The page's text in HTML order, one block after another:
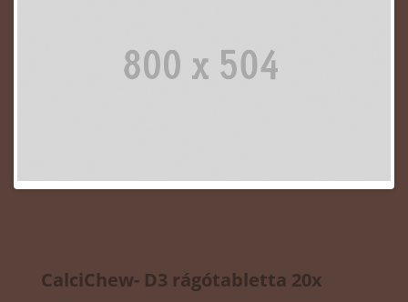
CalciChew- D3 rágótabletta 20x